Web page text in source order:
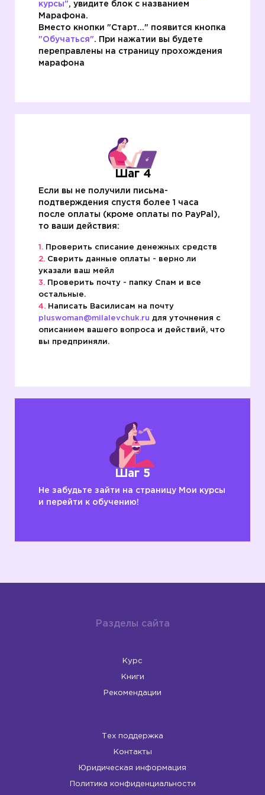
курсы", увидите блок с названием
Марафона.
Вместо кнопки "Старт..." появится кнопка
"Обучаться". При нажатии вы будете
переправлены на страницу прохождения
марафона
Шаг 4
Если вы не получили письма-
подтверждения спустя более 1 часа
после оплаты (кроме оплаты по PayPal),
то ваши действия:
Проверить списание денежных средств
Сверить данные оплаты - верно ли
указали ваш мейл
Проверить почту - папку Спам и все
остальные.
Написать Василисам на почту
pluswoman@milalevchuk.ru для уточнения с
описанием вашего вопроса и действий, что
вы предприняли.
Шаг 5
Не забудьте зайти на страницу Мои курсы
и перейти к обучению!
Разделы сайта
Курс
Книги
Рекомендации
Тех поддержка
Контакты
Юридическая информация
Политика конфиденциальности